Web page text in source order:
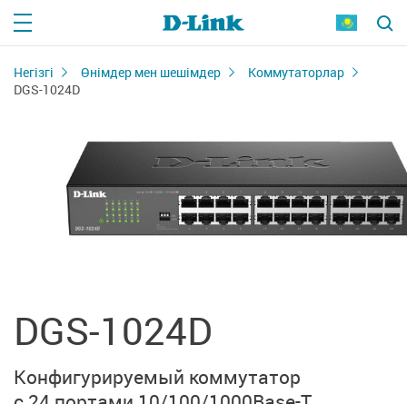
Негізгі Өнімдер мен шешімдер
Коммутаторлар
DGS-1024D
DGS-1024D
Конфигурируемый коммутатор